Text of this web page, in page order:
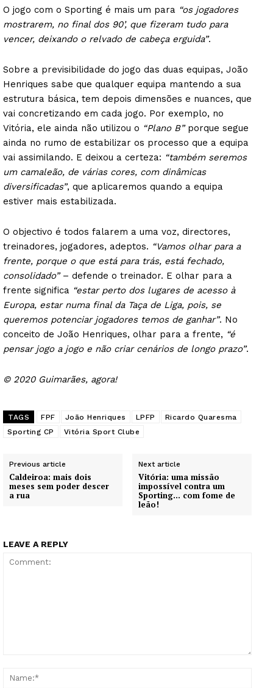
O jogo com o Sporting é mais um para “os jogadores
mostrarem, no final dos 90’, que fizeram tudo para
vencer, deixando o relvado de cabeça erguida”.
Sobre a previsibilidade do jogo das duas equipas, João
Henriques sabe que qualquer equipa mantendo a sua
estrutura básica, tem depois dimensões e nuances, que
vai concretizando em cada jogo. Por exemplo, no
Vitória, ele ainda não utilizou o “Plano B”porque segue
ainda no rumo de estabilizar os processo que a equipa
vai assimilando. E deixou a certeza: “também seremos
um camaleão, de várias cores, com dinâmicas
diversificadas”, que aplicaremos quando a equipa
estiver mais estabilizada.
O objectivo é todos falarem a uma voz, directores,
treinadores, jogadores, adeptos. “Vamos olhar para a
frente, porque o que está para trás, está fechado,
consolidado”– defende o treinador. E olhar para a
frente significa “estar perto dos lugares de acesso à
Europa, estar numa final da Taça de Liga, pois, se
queremos potenciar jogadores temos de ganhar”. No
conceito de João Henriques, olhar para a frente, “é
pensar jogo a jogo e não criar cenários de longo prazo”.
© 2020 Guimarães, agora!
TAGS FPF João Henriques LPFP
Ricardo Quaresma
Sporting CP
Vitória Sport Clube
Previous article
Caldeiroa: mais dois
meses sem poder descer
a rua
Next article
Vitória: uma missão
impossível contra um
Sporting… com fome de
leão!
LEAVE A REPLY